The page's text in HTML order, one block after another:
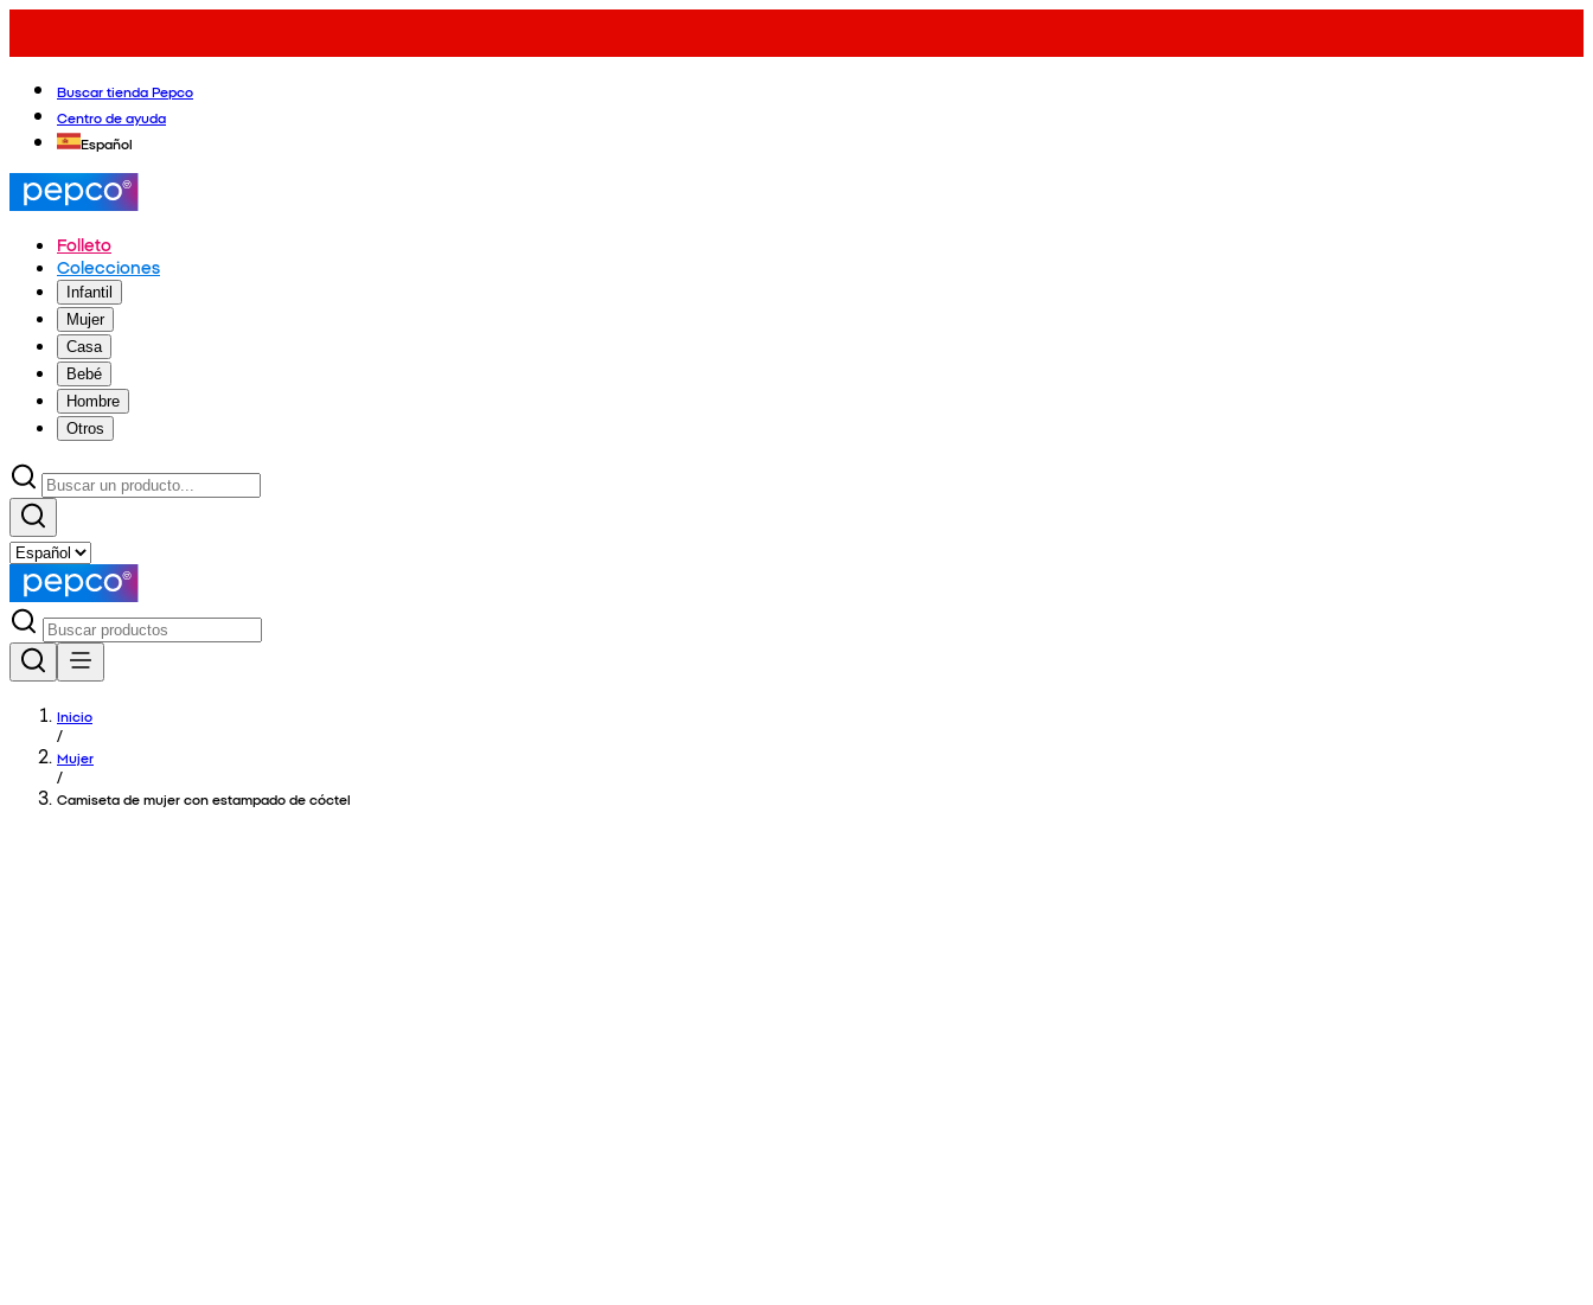
Buscar tienda Pepco
Centro de ayuda
Español
Folleto
Colecciones
Infantil
Mujer
Casa
Bebé
Hombre
Otros
Inicio
/
Mujer
/
Camiseta de mujer con estampado de cóctel